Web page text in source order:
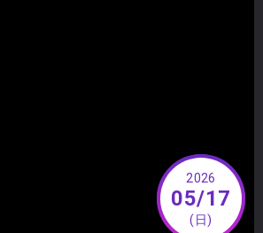
2026
05/17
(日)